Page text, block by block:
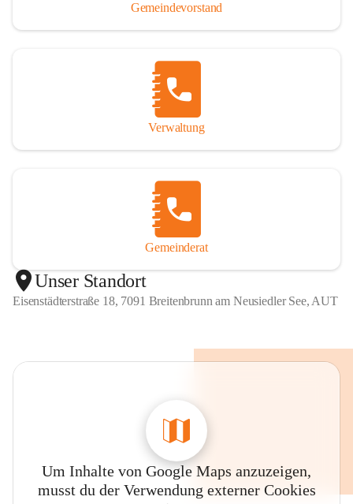
Gemeindevorstand
Verwaltung
Gemeinderat
Unser Standort
Eisenstädterstraße 18, 7091 Breitenbrunn am Neusiedler See, AUT
Um Inhalte von Google Maps anzuzeigen,
musst du der Verwendung externer Cookies